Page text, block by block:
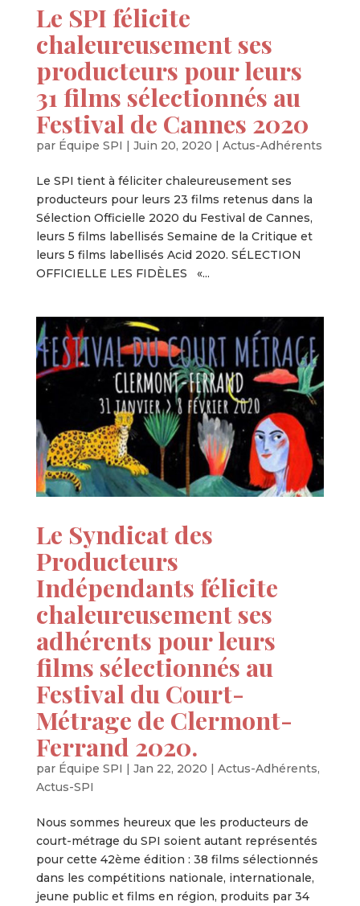
Le SPI félicite
chaleureusement ses
producteurs pour leurs
31 films sélectionnés au
Festival de Cannes 2020
par Équipe SPI Juin 20, 2020 Actus-Adhérents
Le SPI tient à féliciter chaleureusement ses
producteurs pour leurs 23 films retenus dans la
Sélection Officielle 2020 du Festival de Cannes,
leurs 5 films labellisés Semaine de la Critique et
leurs 5 films labellisés Acid 2020. SÉLECTION
OFFICIELLE LES FIDÈLES «...
Le Syndicat des
Producteurs
Indépendants félicite
chaleureusement ses
adhérents pour leurs
films sélectionnés au
Festival du Court-
Métrage de Clermont-
Ferrand 2020.
par Équipe SPI Jan 22, 2020 Actus-Adhérents,
Actus-SPI
Nous sommes heureux que les producteurs de
court-métrage du SPI soient autant représentés
pour cette 42ème édition : 38 films sélectionnés
dans les compétitions nationale, internationale,
jeune public et films en région, produits par 34